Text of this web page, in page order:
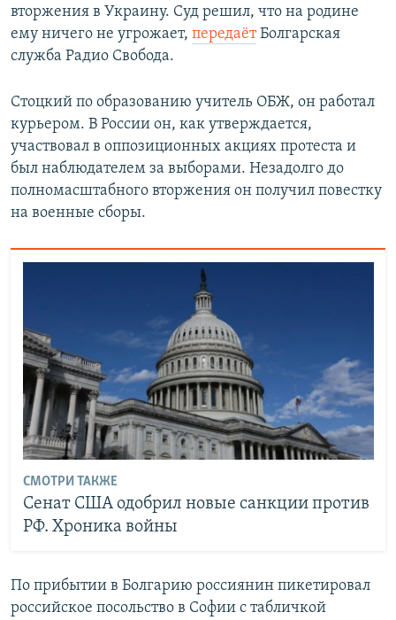
вторжения в Украину. Суд решил, что на родине
ему ничего не угрожает, передаётБолгарская
служба Радио Свобода.
Стоцкий по образованию учитель ОБЖ, он работал
курьером. В России он, как утверждается,
участвовал в оппозиционных акциях протеста и
был наблюдателем за выборами. Незадолго до
полномасштабного вторжения он получил повестку
на военные сборы.
СМОТРИ ТАКЖЕ
Сенат США одобрил новые санкции против
РФ. Хроника войны
По прибытии в Болгарию россиянин пикетировал
российское посольство в Софии с табличкой